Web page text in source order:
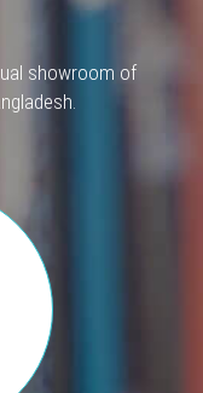
showroom of